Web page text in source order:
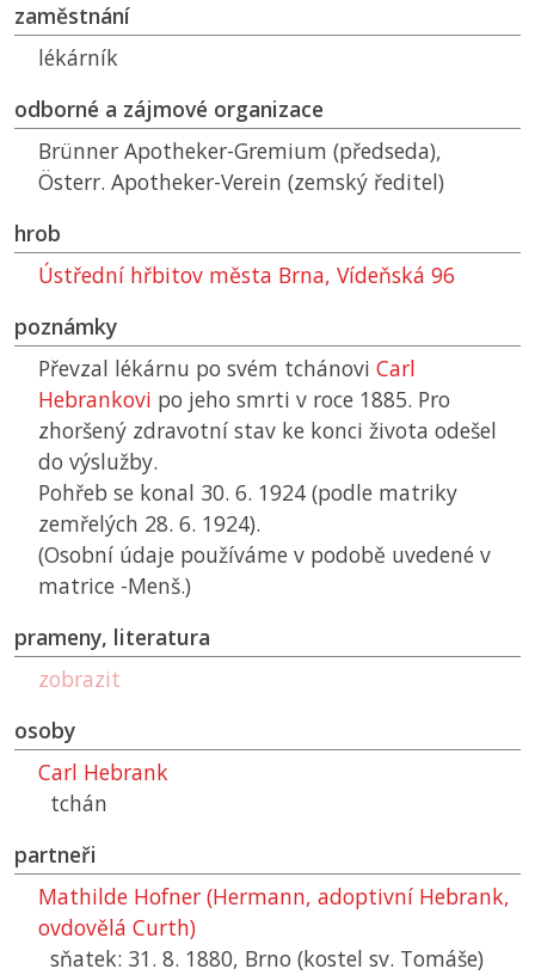
zaměstnání
lékárník
odborné a zájmové organizace
Brünner Apotheker-Gremium (předseda),
Österr. Apotheker-Verein (zemský ředitel)
hrob
Ústřední hřbitov města Brna, Vídeňská 96
poznámky
Převzal lékárnu po svém tchánovi Carl
Hebrankovi po jeho smrti v roce 1885. Pro
zhoršený zdravotní stav ke konci života odešel
do výslužby.
Pohřeb se konal 30. 6. 1924 (podle matriky
zemřelých 28. 6. 1924).
(Osobní údaje používáme v podobě uvedené v
matrice -Menš.)
prameny, literatura
zobrazit
osoby
Carl Hebrank
tchán
partneři
Mathilde Hofner (Hermann, adoptivní Hebrank,
ovdovělá Curth)
sňatek: 31. 8. 1880, Brno (kostel sv. Tomáše)